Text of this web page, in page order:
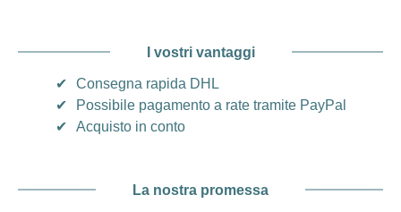
I vostri vantaggi
✔
Consegna rapida DHL
✔
Possibile pagamento a rate tramite PayPal
✔
Acquisto in conto
La nostra promessa